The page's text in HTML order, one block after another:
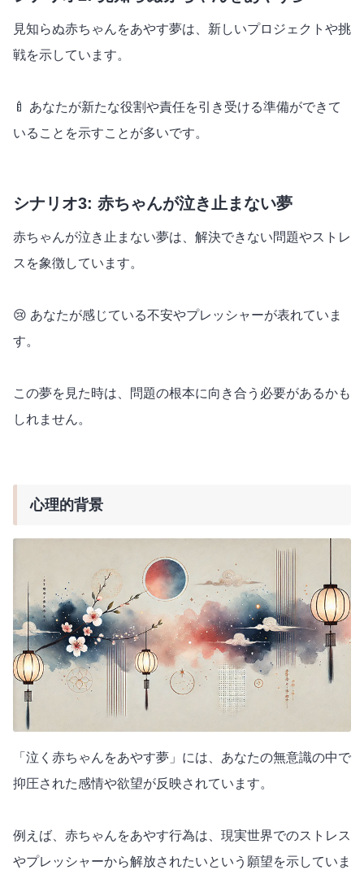
見知らぬ赤ちゃんをあやす夢は、新しいプロジェクトや挑
戦を示しています。
🍼 あなたが新たな役割や責任を引き受ける準備ができて
いることを示すことが多いです。
シナリオ3: 赤ちゃんが泣き止まない夢
赤ちゃんが泣き止まない夢は、解決できない問題やストレ
スを象徴しています。
😢 あなたが感じている不安やプレッシャーが表れていま
す。
この夢を見た時は、問題の根本に向き合う必要があるかも
しれません。
心理的背景
「泣く赤ちゃんをあやす夢」には、あなたの無意識の中で
抑圧された感情や欲望が反映されています。
例えば、赤ちゃんをあやす行為は、現実世界でのストレス
やプレッシャーから解放されたいという願望を示していま